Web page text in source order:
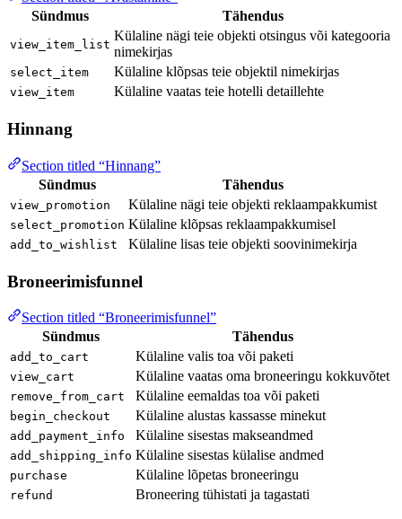
Sündmus
Tähendus
view_item_list
Külaline nägi teie objekti otsingus või kategooria
nimekirjas
select_item Külaline klõpsas teie objektil nimekirjas
view_item Külaline vaatas teie hotelli detaillehte
Hinnang
Section titled “Hinnang”
Sündmus
Tähendus
view_promotion Külaline nägi teie objekti reklaampakkumist
select_promotion Külaline klõpsas reklaampakkumisel
add_to_wishlist Külaline lisas teie objekti soovinimekirja
Broneerimisfunnel
Section titled “Broneerimisfunnel”
Sündmus
Tähendus
add_to_cart Külaline valis toa või paketi
view_cart Külaline vaatas oma broneeringu kokkuvõtet
remove_from_cart Külaline eemaldas toa või paketi
begin_checkout Külaline alustas kassasse minekut
add_payment_info Külaline sisestas makseandmed
add_shipping_info Külaline sisestas külalise andmed
purchase Külaline lõpetas broneeringu
refund Broneering tühistati ja tagastati